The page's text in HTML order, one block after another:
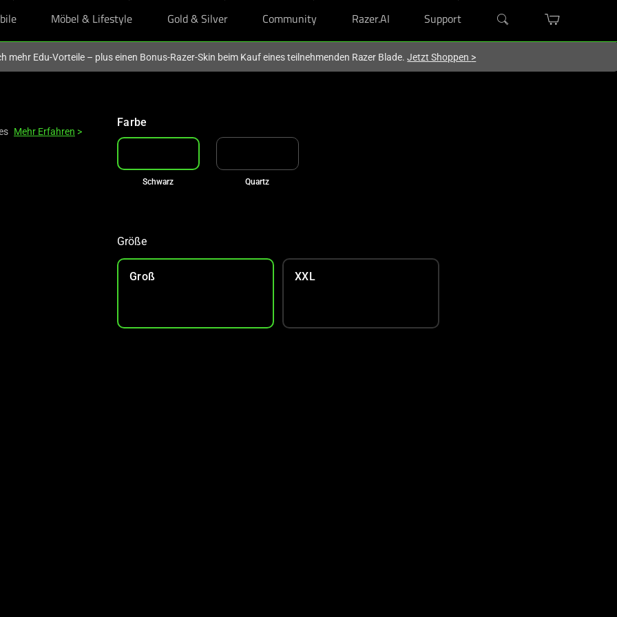
Möbel & Lifestyle Gold & Silver Community Razer.AI Support
mehr Edu-Vorteile – plus einen Bonus-Razer-Skin beim Kauf eines teilnehmenden Razer Blade.Jetzt Shoppen >
Mehr Erfahren >
Farbe
Schwarz Quartz
Größe
Groß XXL